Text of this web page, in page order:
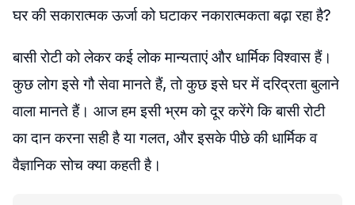
घर की सकारात्मक ऊर्जा को घटाकर नकारात्मकता बढ़ा रहा है?
बासी रोटी को लेकर कई लोक मान्यताएं और धार्मिक विश्वास हैं।
कुछ लोग इसे गौ सेवा मानते हैं, तो कुछ इसे घर में दरिद्रता बुलाने
वाला मानते हैं। आज हम इसी भ्रम को दूर करेंगे कि बासी रोटी
का दान करना सही है या गलत, और इसके पीछे की धार्मिक व
वैज्ञानिक सोच क्या कहती है।